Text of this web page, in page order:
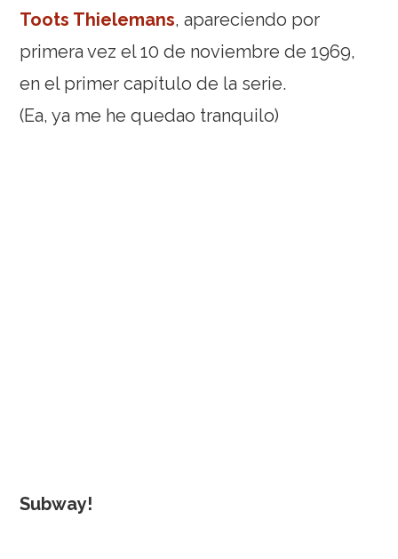
Toots Thielemans, apareciendo por
primera vez el 10 de noviembre de 1969,
en el primer capítulo de la serie.
(Ea, ya me he quedao tranquilo)
Subway!